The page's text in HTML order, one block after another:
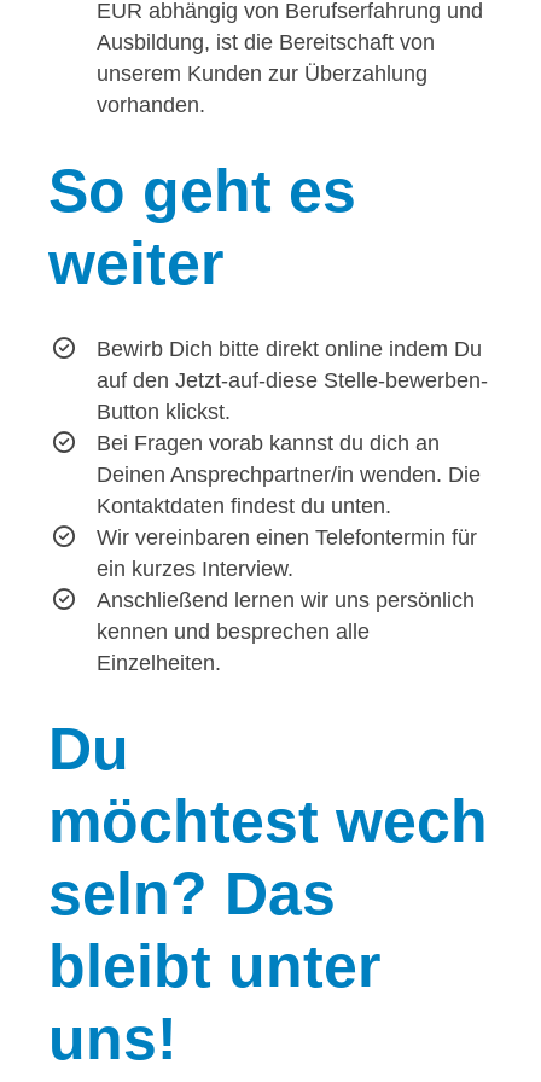
EUR abhängig von Berufserfahrung und
Ausbildung, ist die Bereitschaft von
unserem Kunden zur Überzahlung
vorhanden.
So geht es
weiter
Bewirb Dich bitte direkt online indem Du
auf den Jetzt-auf-diese Stelle-bewerben-
Button klickst.
Bei Fragen vorab kannst du dich an
Deinen Ansprechpartner/in wenden. Die
Kontaktdaten findest du unten.
Wir vereinbaren einen Telefontermin für
ein kurzes Interview.
Anschließend lernen wir uns persönlich
kennen und besprechen alle
Einzelheiten.
Du
möchtest wech
seln? Das
bleibt unter
uns!